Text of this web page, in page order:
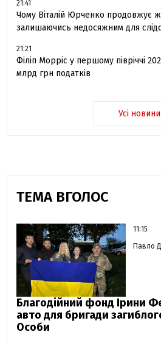
21:41
Чому Віталій Юрченко продовжує
залишаючись недосяжним для
21:21
Філіп Морріс у першому півріччі
млрд грн податків
Усі новини
ТЕМА ВГОЛОС
11:15
Павло
Благодійний фонд Ірини
авто для бригади
Особи